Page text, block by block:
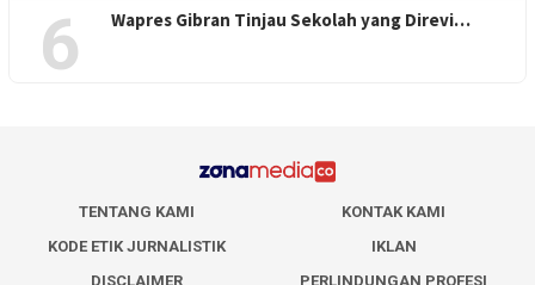
6 Wapres Gibran Tinjau Sekolah yang Direvi…
TENTANG KAMI
KONTAK KAMI
KODE ETIK JURNALISTIK
IKLAN
DISCLAIMER
PERLINDUNGAN PROFESI